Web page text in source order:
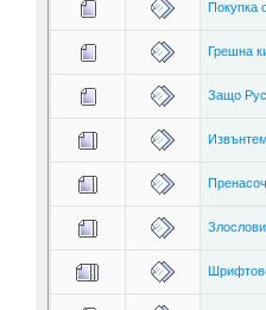
Покупка
Грешна
Защо